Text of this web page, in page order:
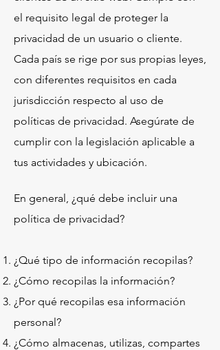
el requisito legal de proteger la
privacidad de un usuario o cliente.
Cada país se rige por sus propias leyes,
con diferentes requisitos en cada
jurisdicción respecto al uso de
políticas de privacidad. Asegúrate de
cumplir con la legislación aplicable a
tus actividades y ubicación.
En general, ¿qué debe incluir una
política de privacidad?
¿Qué tipo de información recopilas?
¿Cómo recopilas la información?
¿Por qué recopilas esa información
personal?
¿Cómo almacenas, utilizas, compartes